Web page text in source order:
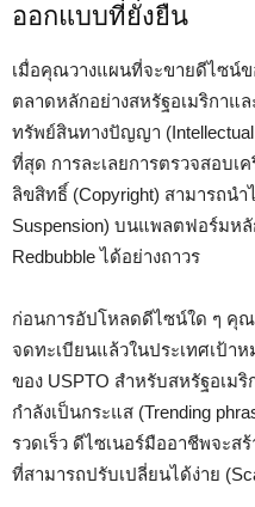
ออกแบบที่ยั่งยืน
เมื่อคุณวางแผนที่จะขายดีไซน์
ตลาดหลักอย่างสหรัฐอเมริกาแ
ทรัพย์สินทางปัญญา
ที่สุด การละเลยการตรวจสอบเ
ลิขสิทธิ์ (Copyright) สามารถน
Suspension) บนแพลตฟอร์มหลั
Redbubble ได้อย่างถาวร
ก่อนการอัปโหลดดีไซน์ใด ๆ คุ
จดทะเบียนแล้วในประเทศเป้า
ของ USPTO สำหรับสหรัฐอเม
กำลังเป็นกระแส (Trending
รวดเร็ว ดีไซเนอร์มืออาชีพจะส
ที่สามารถปรับเปลี่ยนได้ง่าย